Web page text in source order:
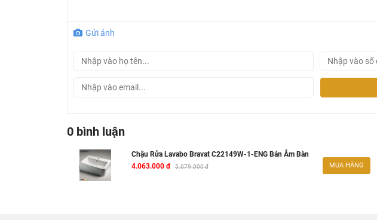
Gửi ảnh
0 bình luận
Chậu Rửa Lavabo Bravat C22149W-1-ENG Bán Âm Bàn
4.063.000 đ
5.079.000 đ MUA HÀNG